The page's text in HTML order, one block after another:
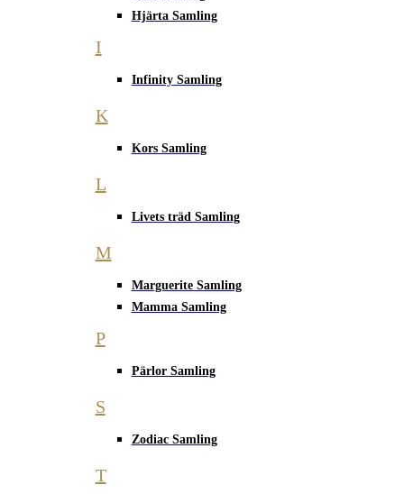
Hjärta Samling
I
Infinity Samling
K
Kors Samling
L
Livets träd Samling
M
Marguerite Samling
Mamma Samling
P
Pärlor Samling
S
Zodiac Samling
T